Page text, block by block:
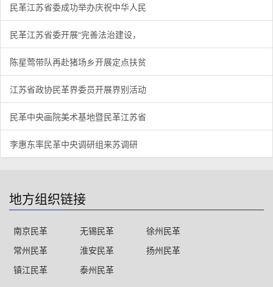
民革江苏省委成功举办庆祝中华人民
民革江苏省委开展“完善法治建设，
陈星莺带队再赴猪场乡开展定点扶贫
江苏省政协民革界委员开展界别活动
民革中央画院美术基地暨民革江苏省
李惠东率民革中央调研组来苏调研
地方组织链接
南京民革 无锡民革
徐州民革
常州民革
淮安民革
扬州民革
镇江民革
泰州民革